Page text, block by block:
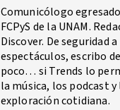
Comunicólogo
FCPyS de la UNAM.
Discover. De seguridad a
espectáculos, escribo
poco… si Trends lo
la música, los podcast y
exploración cotidiana.